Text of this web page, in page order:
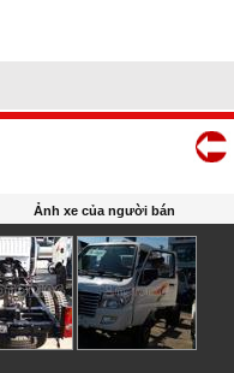
Ảnh xe của người bán